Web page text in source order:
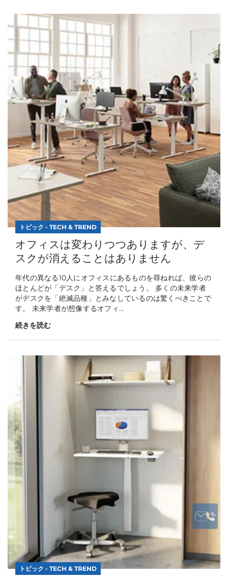
トピック - TECH & TREND
オフィスは変わりつつありますが、デ
スクが消えることはありません
年代の異なる10人にオフィスにあるものを尋ねれば、彼らの
ほとんどが「デスク」と答えるでしょう。 多くの未来学者
がデスクを「絶滅品種」とみなしているのは驚くべきことで
す。 未来学者が想像するオフィ...
続きを読む
トピック - TECH & TREND